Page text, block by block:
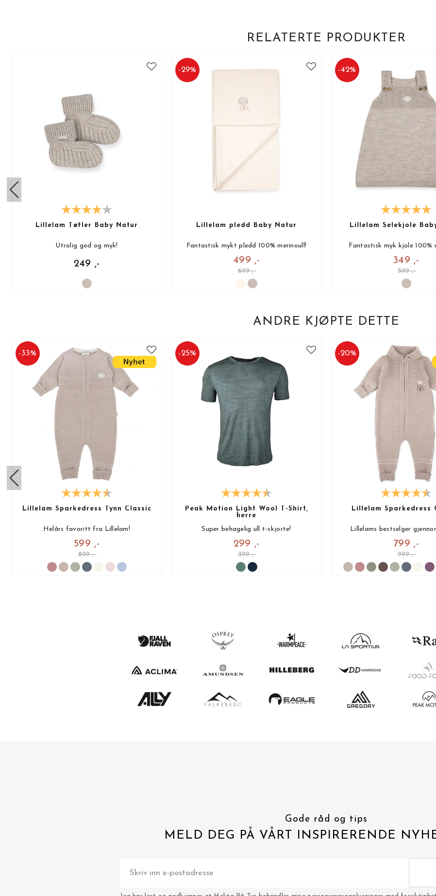
RELATERTE PRODUKTER
Lillelam Tøfler Baby Natur
Utrolig god og myk!
249 ,-
-29%
Lillelam pledd Baby Natur
Fantastisk mykt pledd 100% merinoull!
499 ,-
699 ,-
-42%
Lillelam Selekjole
Fantastisk myk kjole 100%
349 ,-
599 ,-
ANDRE KJØPTE DETTE
-33%
Lillelam Sparkedress Tynn Classic
Helårs favoritt fra Lillelam!
599 ,-
899 ,-
-25%
Peak Motion Light Wool T-Shirt,
herre
Super behagelig ull t-skjorte!
299 ,-
399 ,-
-20%
Lillelam Sparkedress
Lillelams bestselger
799 ,-
999 ,-
Gode råd og tips
MELD DEG PÅ VÅRT INSPIRERENDE